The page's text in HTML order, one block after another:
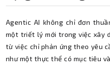
Agentic AI không chỉ đơn
một triết lý mới trong việc xây
từ việc chỉ phản ứng theo yêu
như một thực thể có mục tiêu